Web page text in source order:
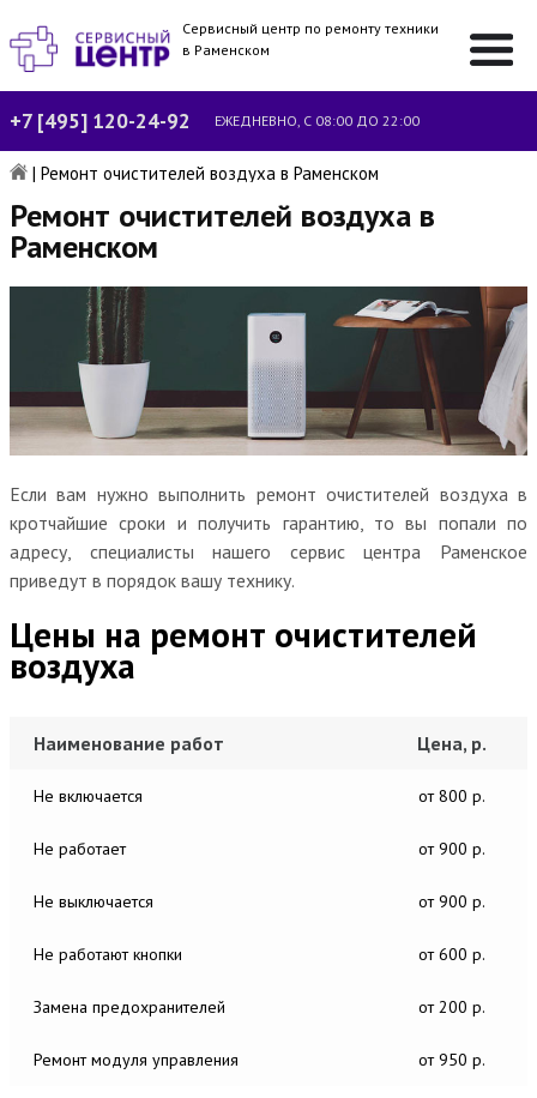
Сервисный центр по ремонту техники
в Раменском
+7 [495] 120-24-92 ЕЖЕДНЕВНО, С 08:00 ДО 22:00
| Ремонт очистителей воздуха в Раменском
Ремонт очистителей воздуха в
Раменском
Если вам нужно выполнить ремонт очистителей воздуха в
кротчайшие сроки и получить гарантию, то вы попали по
адресу, специалисты нашего сервис центра Раменское
приведут в порядок вашу технику.
Цены на ремонт очистителей
воздуха
Наименование работ Цена, р.
Не включается от 800 р.
Не работает от 900 р.
Не выключается от 900 р.
Не работают кнопки от 600 р.
Замена предохранителей от 200 р.
Ремонт модуля управления от 950 р.